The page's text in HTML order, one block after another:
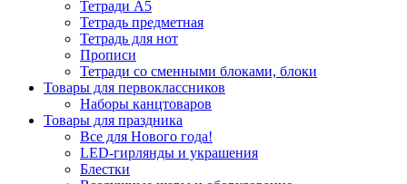
Тетради А5
Тетрадь предметная
Тетрадь для нот
Прописи
Тетради со сменными блоками, блоки
Товары для первоклассников
Наборы канцтоваров
Товары для праздника
Все для Нового года!
LED-гирлянды и украшения
Блестки